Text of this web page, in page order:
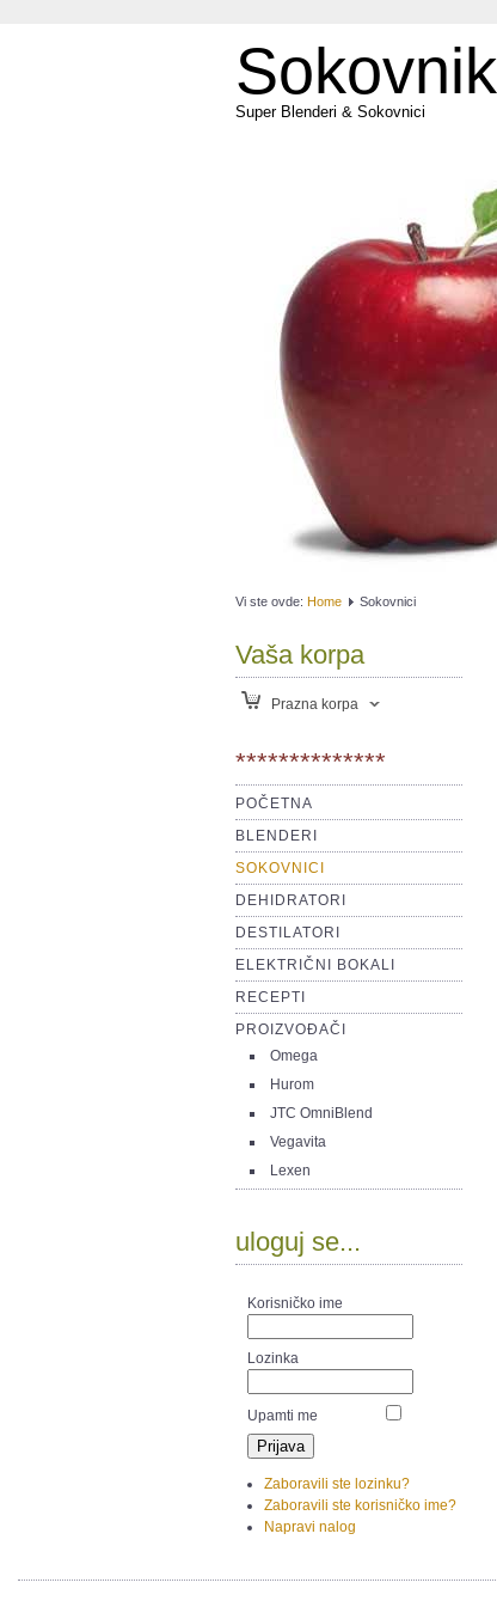
Sokovnik
Super Blenderi & Sokovnici
Vi ste ovde: Home Sokovnici
Vaša korpa
Prazna korpa
**************
POČETNA
BLENDERI
SOKOVNICI
DEHIDRATORI
DESTILATORI
ELEKTRIČNI BOKALI
RECEPTI
PROIZVOĐAČI
Omega
Hurom
JTC OmniBlend
Vegavita
Lexen
uloguj se...
Korisničko ime
Lozinka
Upamti me
Zaboravili ste lozinku?
Zaboravili ste korisničko ime?
Napravi nalog